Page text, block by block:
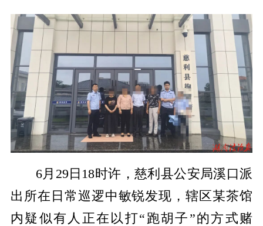
6月29日18时许，慈利县公安局溪口派
出所在日常巡逻中敏锐发现，辖区某茶馆
内疑似有人正在以打“跑胡子”的方式赌